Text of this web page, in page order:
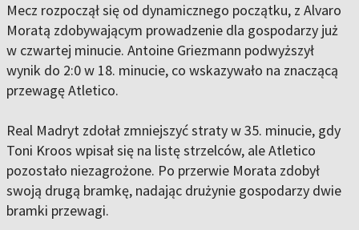
Mecz rozpoczął się od dynamicznego początku, z Alvaro
Moratą zdobywającym prowadzenie dla gospodarzy już
w czwartej minucie. Antoine Griezmann podwyższył
wynik do 2:0 w 18. minucie, co wskazywało na znaczącą
przewagę Atletico.
Real Madryt zdołał zmniejszyć straty w 35. minucie, gdy
Toni Kroos wpisał się na listę strzelców, ale Atletico
pozostało niezagrożone. Po przerwie Morata zdobył
swoją drugą bramkę, nadając drużynie gospodarzy dwie
bramki przewagi.